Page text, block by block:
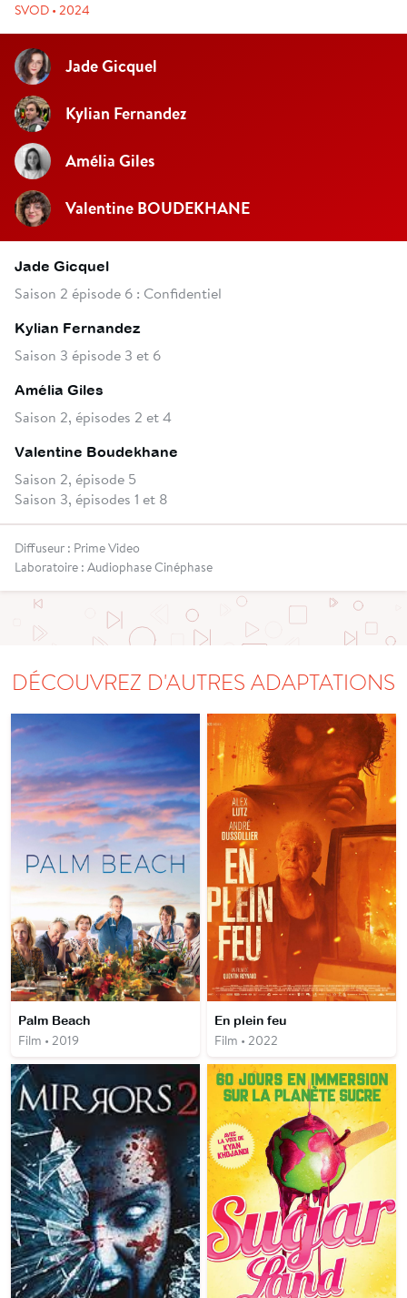
SVOD • 2024
Jade Gicquel
Kylian Fernandez
Amélia Giles
Valentine BOUDEKHANE
Jade Gicquel
Saison 2 épisode 6 : Confidentiel
Kylian Fernandez
Saison 3 épisode 3 et 6
Amélia Giles
Saison 2, épisodes 2 et 4
Valentine Boudekhane
Saison 2, épisode 5
Saison 3, épisodes 1 et 8
Diffuseur : Prime Video
Laboratoire : Audiophase Cinéphase
DÉCOUVREZ D'AUTRES ADAPTATIONS
Palm Beach
Film • 2019
En plein feu
Film • 2022